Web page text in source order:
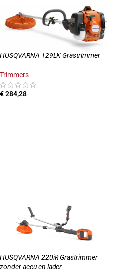
HUSQVARNA 129LK Grastrimmer
Trimmers
€284,28
HUSQVARNA 220iR Grastrimmer
zonder accu en lader